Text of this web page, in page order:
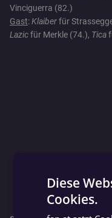
Vinciguerra (82.)
Gast:Klaiberfür
Lazicfür Merkle (74.), Tica
Diese
Cookies.